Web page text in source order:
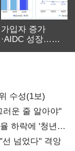
가입자 증가
·AIDC 성장…
수성(1보)
운 줄 알아야"
하락에 '청년
넘었다" 격앙